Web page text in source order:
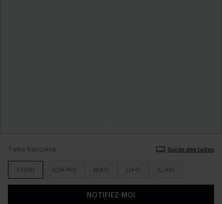
Taille française Guide des tailles
XS(36) S(38/40) M(42) L(44) XL(46)
NOTIFIEZ-MOI